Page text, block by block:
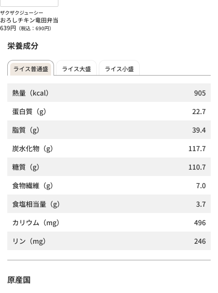
ザクザクジューシー
おろしチキン竜田弁当
639円 （税込： 690円）
栄養成分
ライス普通盛 ライス大盛 ライス小盛
熱量 （kcal）
905
蛋白質 （g）
22.7
脂質 （g）
39.4
炭水化物 （g）
117.7
糖質 （g）
110.7
食物繊維 （g）
7.0
食塩相当量 （g）
3.7
カリウム （mg）
496
リン （mg） 246
原産国